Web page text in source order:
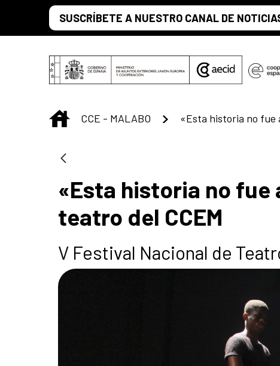
Saltar al contenido principal
SUSCRÍBETE A NUESTRO CANAL DE
INICIO
CCE - MALABO
«Esta historia no
teatro del CCEM
V Festival Nacional de